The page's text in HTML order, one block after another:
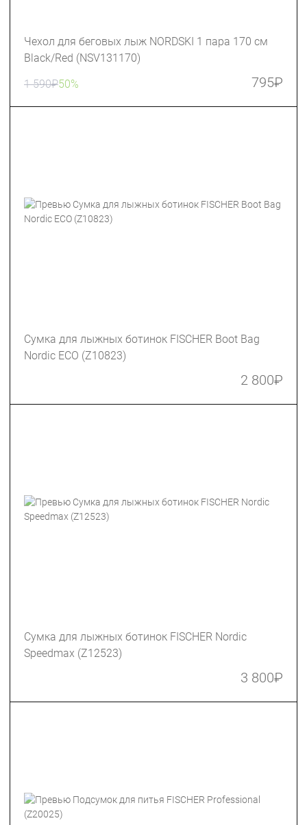
Чехол для беговых лыж NORDSKI 1 пара 170 см
Black/Red (NSV131170)
1 590₽50% 795₽
Сумка для лыжных ботинок FISCHER Boot Bag
Nordic ECO (Z10823)
2 800₽
Сумка для лыжных ботинок FISCHER Nordic
Speedmax (Z12523)
3 800₽